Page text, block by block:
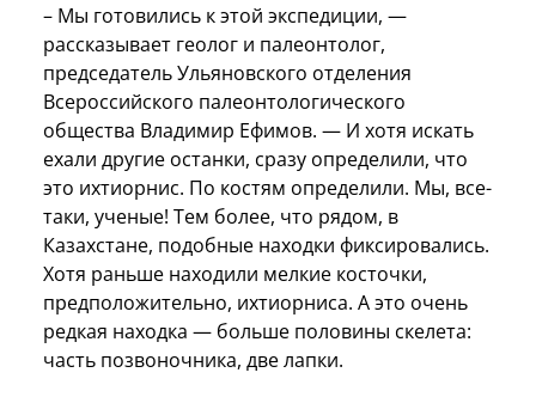
– Мы готовились к этой экспедиции, —
рассказывает геолог и палеонтолог,
председатель Ульяновского отделения
Всероссийского палеонтологического
общества Владимир Ефимов. — И хотя искать
ехали другие останки, сразу определили, что
это ихтиорнис. По костям определили. Мы, все-
таки, ученые! Тем более, что рядом, в
Казахстане, подобные находки фиксировались.
Хотя раньше находили мелкие косточки,
предположительно, ихтиорниса. А это очень
редкая находка — больше половины скелета:
часть позвоночника, две лапки.